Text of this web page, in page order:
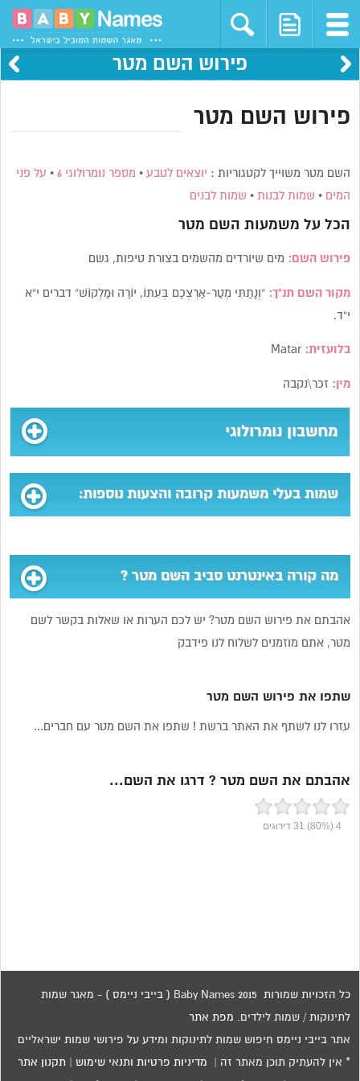
פירוש השם מטר
פירוש השם מטר
השם מטר משוייך לקטגוריות : יוצאים לטבע • מספר נומרולוגי 6 • על פני
המים • שמות לבנות • שמות לבנים
הכל על משמעות השם מטר
פירוש השם: מים שיורדים מהשמים בצורת טיפות, גשם
מקור השם תנ”ך:“וְנָתַתִּי מְטַר-אַרְצְכֶם בְּעִתּוֹ, יוֹרֶה וּמַלְקוֹשׁ” דברים י”א
י”ד.
בלועזית: Matar
מין: זכר\נקבה
מחשבון נומרולוגי
שמות בעלי משמעות קרובה והצעות נוספות:
מה קורה באינטרנט סביב השם מטר ?
אהבתם את פירוש השם מטר? יש לכם הערות או שאלות בקשר לשם
מטר, אתם מוזמנים לשלוח לנו פידבק
שתפו את פירוש השם מטר
עזרו לנו לשתף את האתר ברשת ! שתפו את השם מטר עם חברים...
אהבתם את השם מטר ? דרגו את השם...
4
(80%)
31 דירוגים
כל הזכויות שמורות 2015 Baby Names ( בייבי ניימס ) - מאגר שמות
לתינוקות / שמות לילדים. מפת אתר
אתר בייבי ניימס חיפוש שמות לתינוקות ומידע על פירושי שמות ישראליים
* אין להעתיק תוכן מאתר זה | מדיניות פרטיות ותנאי שימוש תקנון אתר